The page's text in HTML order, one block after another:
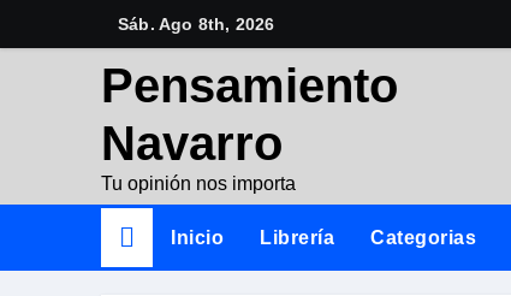
to
Sáb. Ago 8th, 2026
Pensamiento
Navarro
Tu opinión nos importa
Inicio Librería Categorias